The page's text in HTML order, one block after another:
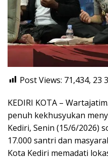
Post Views: 71,434, 23
KEDIRI KOTA –
penuh kekhusyukan
Kediri, Senin (15/6/2026)
17.000 santri dan
Kota Kediri memadati